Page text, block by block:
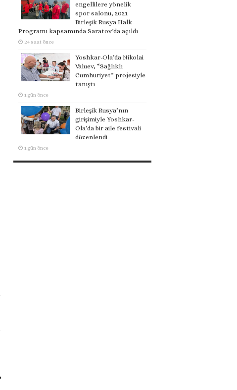
engellilere yönelik
spor salonu, 2021
Birleşik Rusya Halk
Programı kapsamında Saratov’da açıldı
24 saat önce
Yoshkar-Ola’da Nikolai
Valuev, “Sağlıklı
Cumhuriyet” projesiyle
tanıştı
1 gün önce
Birleşik Rusya’nın
girişimiyle Yoshkar-
Ola’da bir aile festivali
düzenlendi
1 gün önce